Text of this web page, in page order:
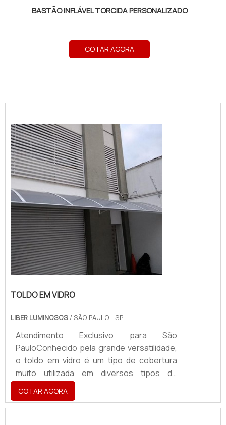
BASTÃO INFLÁVEL TORCIDA PERSONALIZADO
COTAR AGORA
TOLDO EM VIDRO
LIBER LUMINOSOS / SÃO PAULO - SP
Atendimento Exclusivo para São
PauloConhecido pela grande versatilidade,
o toldo em vidro é um tipo de cobertura
muito utilizada em diversos tipos de
estabelecimentos e pode proteger
pessoas e objetos contra a ação da chuva,
do sol e de outros tipos de intempéries
COTAR AGORA